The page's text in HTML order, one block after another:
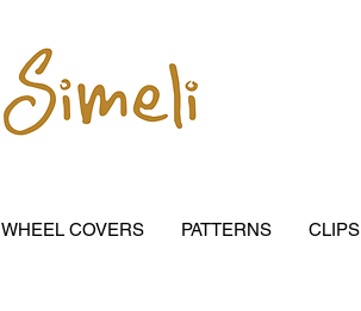
WHEEL COVERS PATTERNS CLIPS